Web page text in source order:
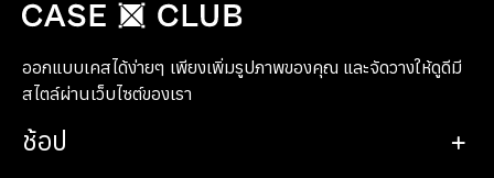
ออกแบบเคสได้ง่ายๆ เพียงเพิ่มรูปภาพของคุณ และจัดวางให้ดูดีมี
สไตล์ผ่านเว็บไซต์ของเรา
ช้อป